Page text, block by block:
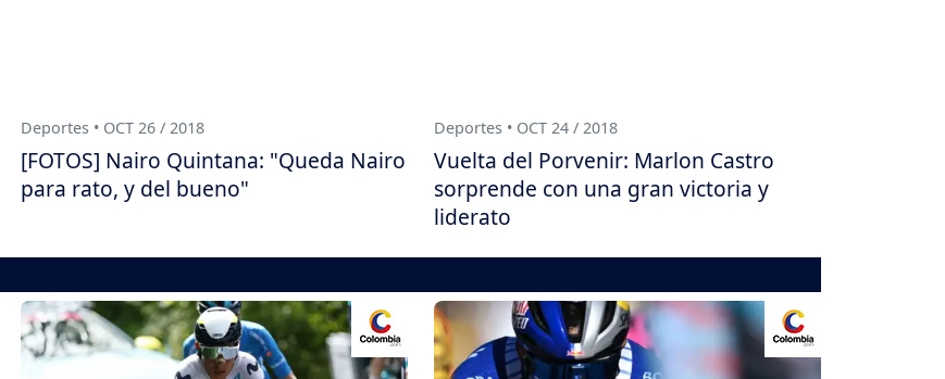
Deportes • OCT 26 / 2018
[FOTOS] Nairo Quintana: "Queda Nairo
para rato, y del bueno"
Deportes • OCT 24 / 2018
Vuelta del Porvenir: Marlon Castro
sorprende con una gran victoria y
liderato